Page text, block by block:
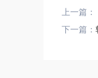
上一篇：
下一篇：